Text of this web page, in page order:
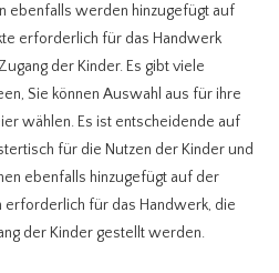
ebenfalls werden hinzugefügt auf
erforderlich für das Handwerk
der Kinder. Es gibt viele
Sie können Auswahl aus für ihre
wählen. Es ist entscheidende auf
für die Nutzen der Kinder und
ebenfalls hinzugefügt auf der
erforderlich für das Handwerk, die
der Kinder gestellt werden.